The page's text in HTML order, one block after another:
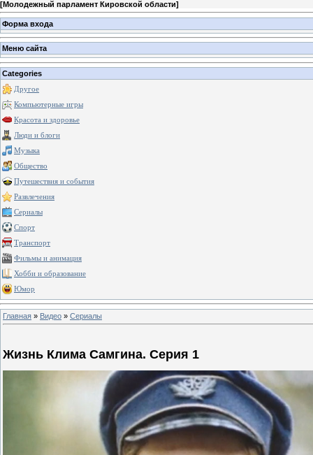
[Молодежный парламент Кировской области]
Форма входа
Меню сайта
Categories
Другое
Компьютерные игры
Красота и здоровье
Люди и блоги
Музыка
Общество
Путешествия и события
Развлечения
Сериалы
Спорт
Транспорт
Фильмы и анимация
Хобби и образование
Юмор
Главная » Видео » Сериалы
Жизнь Клима Самгина. Серия 1